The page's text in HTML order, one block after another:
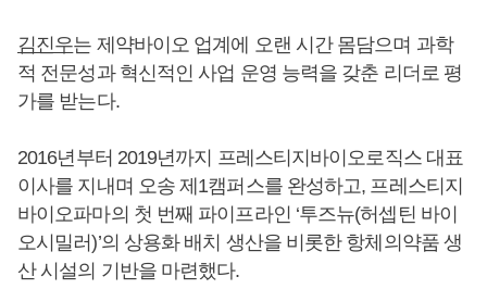
김진우는 제약바이오 업계에 오랜 시간 몸담으며 과학
적 전문성과 혁신적인 사업 운영 능력을 갖춘 리더로 평
가를 받는다.
2016년부터 2019년까지 프레스티지바이오로직스 대표
이사를 지내며 오송 제1캠퍼스를 완성하고, 프레스티지
바이오파마의 첫 번째 파이프라인 ‘투즈뉴(허셉틴 바이
오시밀러)’의 상용화 배치 생산을 비롯한 항체의약품 생
산 시설의 기반을 마련했다.